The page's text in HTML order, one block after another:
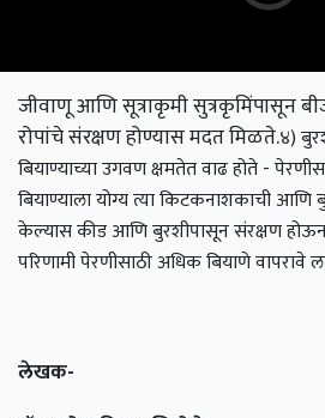
जीवाणू आणि सूत्राकृमी सुत्रकृमिंपासून
रोपांचे संरक्षण होण्यास मदत मिळते.४)
बियाण्याच्या उगवण क्षमतेत वाढ होते -
बियाण्याला योग्य त्या किटकनाशकाची आणि
केल्यास कीड आणि बुरशीपासून संरक्षण
परिणामी पेरणीसाठी अधिक बियाणे वापरावे
लेखक-